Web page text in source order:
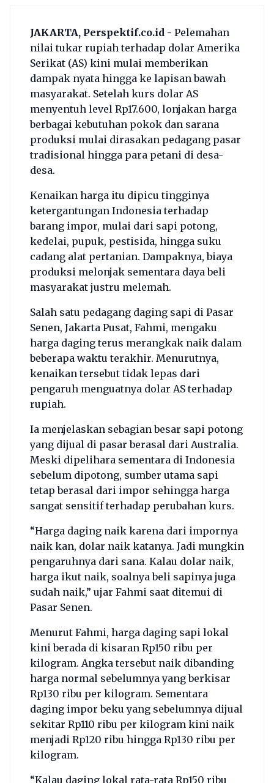
JAKARTA, Perspektif.co.id - Pelemahan
nilai tukar rupiah terhadap dolar Amerika
Serikat (AS) kini mulai memberikan
dampak nyata hingga ke lapisan bawah
masyarakat. Setelah kurs dolar AS
menyentuh level Rp17.600, lonjakan harga
berbagai kebutuhan pokok dan sarana
produksi mulai dirasakan pedagang pasar
tradisional hingga para petani di desa-
desa.
Kenaikan harga itu dipicu tingginya
ketergantungan Indonesia terhadap
barang impor, mulai dari sapi potong,
kedelai, pupuk, pestisida, hingga suku
cadang alat pertanian. Dampaknya, biaya
produksi melonjak sementara daya beli
masyarakat justru melemah.
Salah satu pedagang daging sapi di Pasar
Senen, Jakarta Pusat, Fahmi, mengaku
harga daging terus merangkak naik dalam
beberapa waktu terakhir. Menurutnya,
kenaikan tersebut tidak lepas dari
pengaruh menguatnya dolar AS terhadap
rupiah.
Ia menjelaskan sebagian besar sapi potong
yang dijual di pasar berasal dari Australia.
Meski dipelihara sementara di Indonesia
sebelum dipotong, sumber utama sapi
tetap berasal dari impor sehingga harga
sangat sensitif terhadap perubahan kurs.
“Harga daging naik karena dari impornya
naik kan, dolar naik katanya. Jadi mungkin
pengaruhnya dari sana. Kalau dolar naik,
harga ikut naik, soalnya beli sapinya juga
sudah naik,” ujar Fahmi saat ditemui di
Pasar Senen.
Menurut Fahmi, harga daging sapi lokal
kini berada di kisaran Rp150 ribu per
kilogram. Angka tersebut naik dibanding
harga normal sebelumnya yang berkisar
Rp130 ribu per kilogram. Sementara
daging impor beku yang sebelumnya dijual
sekitar Rp110 ribu per kilogram kini naik
menjadi Rp120 ribu hingga Rp130 ribu per
kilogram.
“Kalau daging lokal rata-rata Rp150 ribu